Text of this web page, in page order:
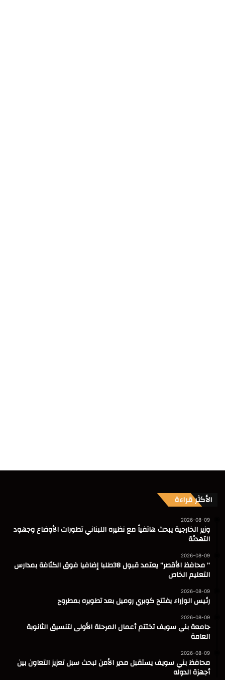
الأكثر قراءة
2026-08-09
وزير الخارجية يبحث هاتفياً مع نظيره اللبناني تطورات الأوضاع وجهود
التهدئة
2026-08-09
” محافظ الأقصر” يعتمد قبول 38طلبا إضافيا فوق الكثافة بمدارس
التعليم الخاص
2026-08-09
رئيس الوزراء يفتتح كوبري روميل بعد تطويره بمطروح
2026-08-09
جامعة بني سويف تختتم أعمال المرحلة الأولى لتنسيق الثانوية
العامة
2026-08-09
محافظ بني سويف يستقبل مدير الأمن لبحث سبل تعزيز التعاون بين
أجهزة الدوله